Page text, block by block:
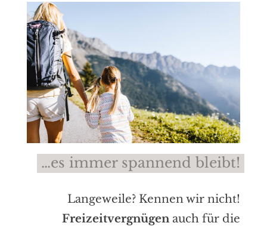
…es immer spannend bleibt!
Langeweile? Kennen wir nicht!
Freizeitvergnügen auch für die